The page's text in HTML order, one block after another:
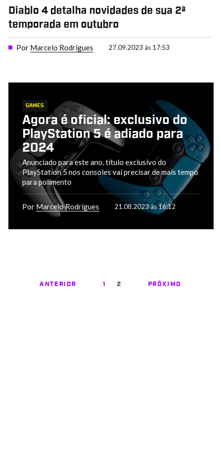
Diablo 4 detalha novidades de sua 2ª
temporada em outubro
Por Marcelo Rodrigues 27.09.2023 às 17:53
GAMES
Agora é oficial: exclusivo do
PlayStation 5 é adiado para
2024
Anunciado para este ano, título exclusivo do
PlayStation 5 nos consoles vai precisar de mais tempo
para polimento
Por Marcelo Rodrigues 21.08.2023 às 16:12
ANTERIOR 1 2 PRÓXIMO